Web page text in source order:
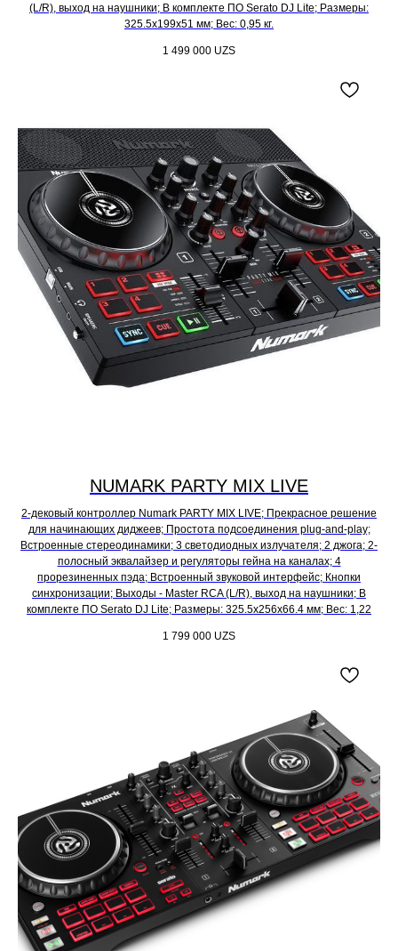
(L/R), выход на наушники; В комплекте ПО Serato DJ Lite; Размеры:
325.5x199x51 мм; Вес: 0,95 кг.
1 499 000 UZS
NUMARK PARTY MIX LIVE
2-дековый контроллер Numark PARTY MIX LIVE; Прекрасное решение
для начинающих диджеев; Простота подсоединения plug-and-play;
Встроенные стереодинамики; 3 светодиодных излучателя; 2 джога; 2-
полосный эквалайзер и регуляторы гейна на каналах; 4
прорезиненных пэда; Встроенный звуковой интерфейс; Кнопки
синхронизации; Выходы - Master RCA (L/R), выход на наушники; В
комплекте ПО Serato DJ Lite; Размеры: 325.5x256x66.4 мм; Вес: 1,22
1 799 000 UZS